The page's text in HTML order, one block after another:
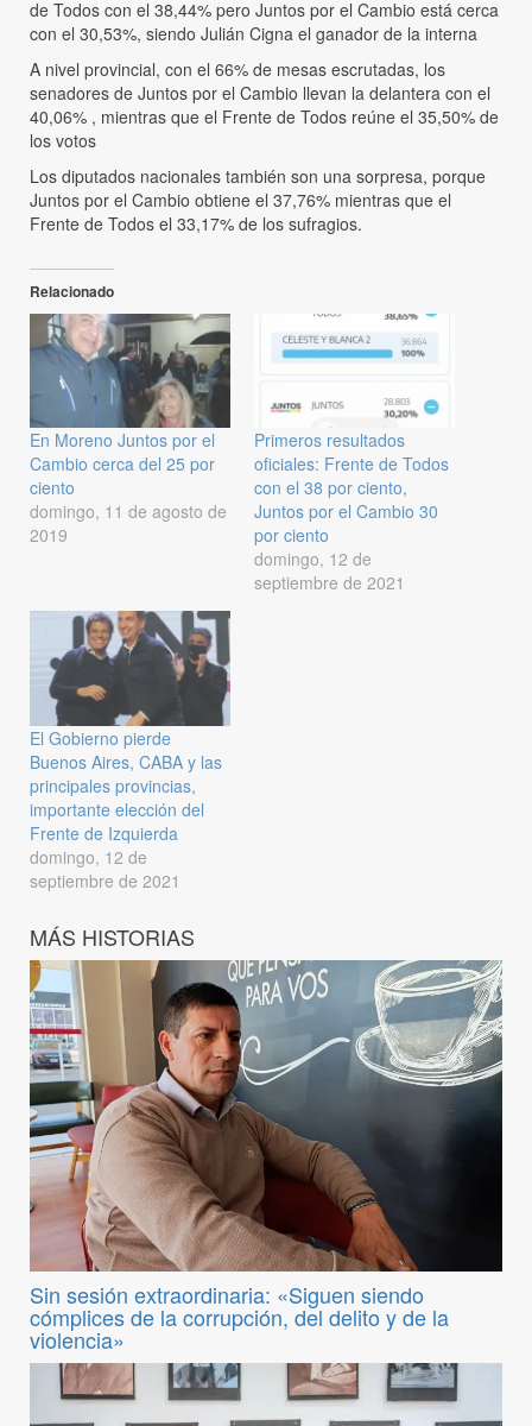
de Todos con el 38,44% pero Juntos por el Cambio está cerca
con el 30,53%, siendo Julián Cigna el ganador de la interna
A nivel provincial, con el 66% de mesas escrutadas, los
senadores de Juntos por el Cambio llevan la delantera con el
40,06% , mientras que el Frente de Todos reúne el 35,50% de
los votos
Los diputados nacionales también son una sorpresa, porque
Juntos por el Cambio obtiene el 37,76% mientras que el
Frente de Todos el 33,17% de los sufragios.
Relacionado
En Moreno Juntos por el
Cambio cerca del 25 por
ciento
domingo, 11 de agosto de
2019
Primeros resultados
oficiales: Frente de Todos
con el 38 por ciento,
Juntos por el Cambio 30
por ciento
domingo, 12 de
septiembre de 2021
El Gobierno pierde
Buenos Aires, CABA y las
principales provincias,
importante elección del
Frente de Izquierda
domingo, 12 de
septiembre de 2021
MÁS HISTORIAS
Sin sesión extraordinaria: «Siguen siendo
cómplices de la corrupción, del delito y de la
violencia»